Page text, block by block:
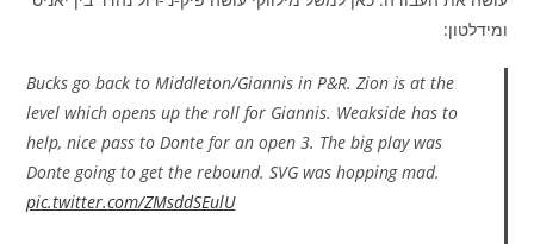
ומידלטון:
Bucks go back to Middleton/Giannis in P&R. Zion is at the
level which opens up the roll for Giannis. Weakside has to
help, nice pass to Donte for an open 3. The big play was
Donte going to get the rebound. SVG was hopping mad.
pic.twitter.com/ZMsddSEulU